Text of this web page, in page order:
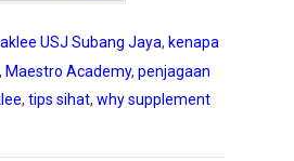
USJ Subang Jaya, kenapa
, Maestro Academy, penjagaan
, tips sihat, why supplement